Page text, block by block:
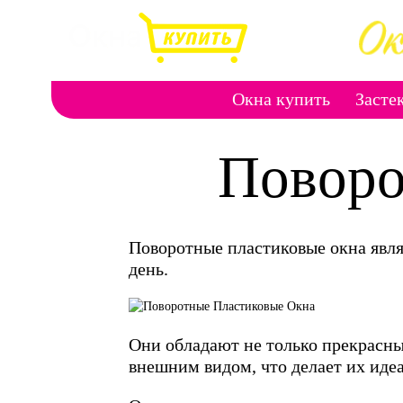
Окна купить
Поворотные пластиковые окна
день.
Они обладают не только
внешним видом, что делает их